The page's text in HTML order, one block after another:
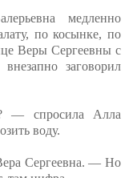
медленно
по косынке, по
Веры Сергеевны с
заговорил
— спросила Алла
воду.
Сергеевна. — Но